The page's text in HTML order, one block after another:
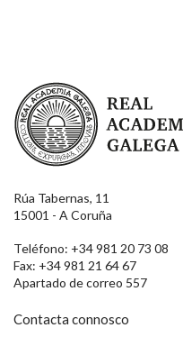
Real Academia Galega
Rúa Tabernas, 11
15001 - A Coruña
Teléfono: +34 981 20 73 08
Fax: +34 981 21 64 67
Apartado de correo 557
Contacta connosco